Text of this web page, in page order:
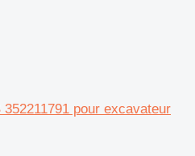
pour excavateur